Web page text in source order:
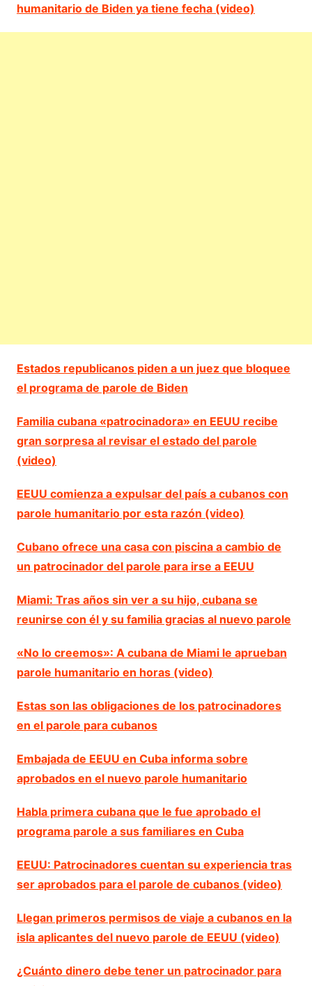
humanitario de Biden ya tiene fecha (video)
Estados republicanos piden a un juez que bloquee
el programa de parole de Biden
Familia cubana «patrocinadora» en EEUU recibe
gran sorpresa al revisar el estado del parole
(video)
EEUU comienza a expulsar del país a cubanos con
parole humanitario por esta razón (video)
Cubano ofrece una casa con piscina a cambio de
un patrocinador del parole para irse a EEUU
Miami: Tras años sin ver a su hijo, cubana se
reunirse con él y su familia gracias al nuevo parole
«No lo creemos»: A cubana de Miami le aprueban
parole humanitario en horas (video)
Estas son las obligaciones de los patrocinadores
en el parole para cubanos
Embajada de EEUU en Cuba informa sobre
aprobados en el nuevo parole humanitario
Habla primera cubana que le fue aprobado el
programa parole a sus familiares en Cuba
EEUU: Patrocinadores cuentan su experiencia tras
ser aprobados para el parole de cubanos (video)
Llegan primeros permisos de viaje a cubanos en la
isla aplicantes del nuevo parole de EEUU (video)
¿Cuánto dinero debe tener un patrocinador para